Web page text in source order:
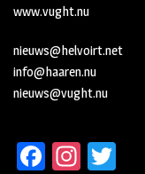
www.vught.nu
nieuws@helvoirt.net
info@haaren.nu
nieuws@vught.nu
Fa In